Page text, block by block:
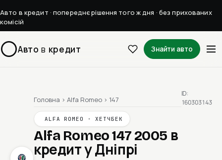
Авто в кредит · попереднє рішення того ж дня · без прихованих
комісій
Авто в кредит Знайти авто
Головна › Alfa Romeo › 147
ALFA ROMEO · ХЕТЧБЕК
Alfa Romeo 147 2005 в
кредит у Дніпрі
ID:
160303143